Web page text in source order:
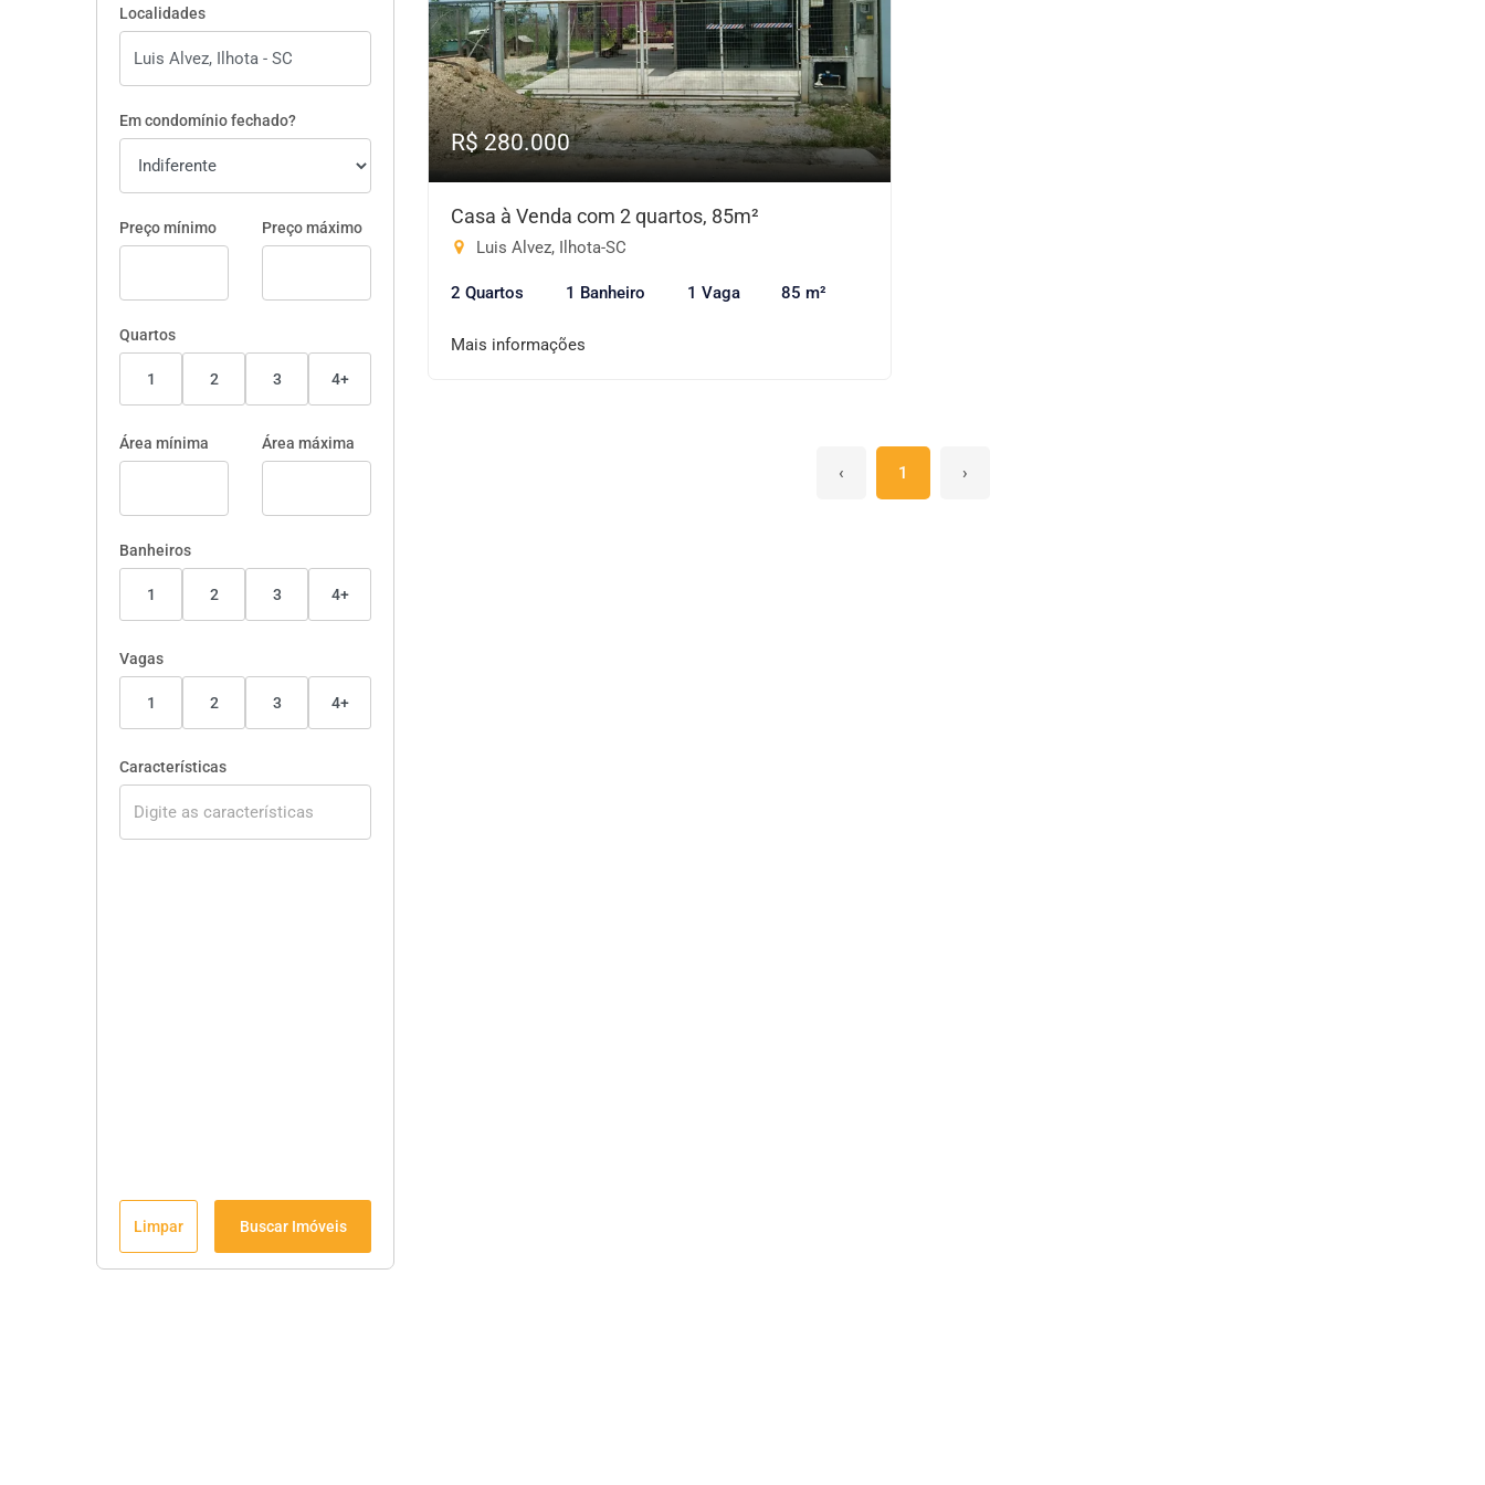
Localidades
Em condomínio fechado?
Preço mínimo Preço máximo
Quartos
1 2 3 4+
Área mínima Área máxima
Banheiros
1 2 3 4+
Vagas
1 2 3 4+
Características
Limpar Buscar Imóveis
R$ 280.000
Casa à Venda com 2 quartos, 85m²
Luis Alvez, Ilhota-SC
2 Quartos 1 Banheiro 1 Vaga 85 m²
Mais informações
‹ 1 ›